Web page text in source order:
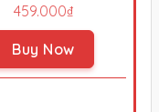
459.000₫
Buy Now